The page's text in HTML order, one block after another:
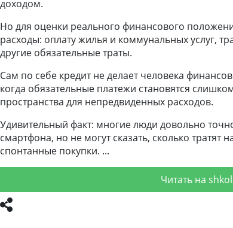
доходом.
Но для оценки реального финансового
расходы: оплату жилья и коммунальных услуг,
другие обязательные траты.
Сам по себе кредит не делает человека
когда обязательные платежи становятся
пространства для непредвиденных расходов.
Удивительный факт: многие люди довольно
смартфона, но не могут сказать, сколько тратят
спонтанные покупки.
Читать на